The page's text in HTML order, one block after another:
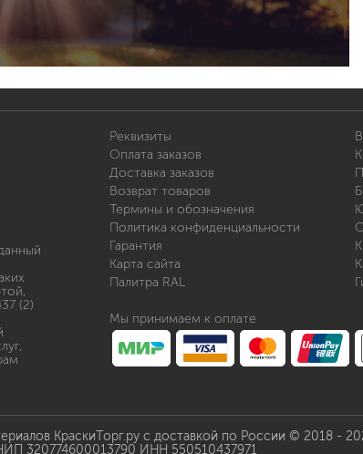
(2)
Реквизиты
Оплата заказов
Доставка заказов
Возврат товаров
Термины и обозначения
Политика конфиденциальности
Гарантия
Карта сайта
Палитра RAL
Мы принимаем к оплате
КраскиТорг.ру с доставкой по России © 2018 -
320774600013790 ИНН 550510437971